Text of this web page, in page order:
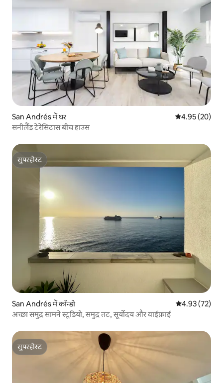
San Andrés में घर औसत रेटिंग 5 में
4.95 (20)
सनीलैंड टेरेसिटास बीच हाउस
सुपरहोस्ट
सुपरहोस्ट
San Andrés में कॉन्डो औसत रेटिंग 5 में
4.93 (72)
अच्छा समुद्र सामने स्टूडियो, समुद्र तट, सूर्योदय और वाईफ़ाई
सुपरहोस्ट
सुपरहोस्ट